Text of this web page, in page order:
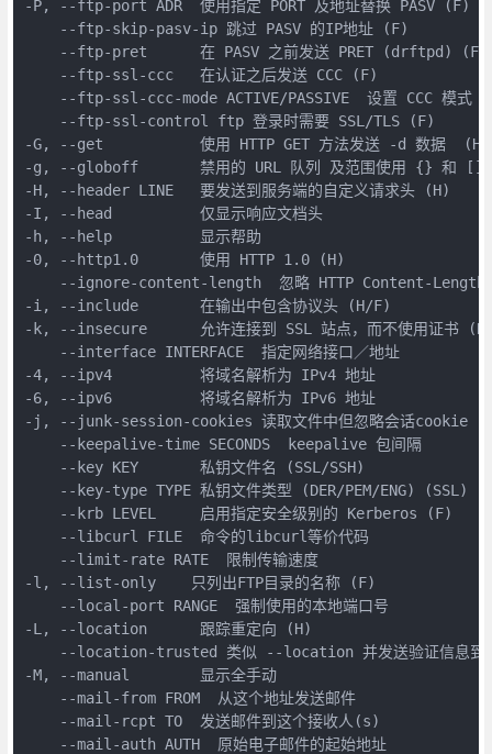
-P, --ftp-port ADR  使用指定 PORT 及地址替换 PASV (F)
    --ftp-skip-pasv-ip 跳过 PASV 的IP地址 (F)
    --ftp-pret      在 PASV 之前发送 PRET (drftpd) (F)
    --ftp-ssl-ccc   在认证之后发送 CCC (F)
--ftp-ssl-ccc-mode ACTIVE/PASSIVE  设置 CCC 模式
    --ftp-ssl-control ftp 登录时需要 SSL/TLS (F)
-G, --get           使用 HTTP GET 方法发送 -d 数据  (H)
-g, --globoff       禁用的 URL 队列 及范围使用 {} 和 []
-H, --header LINE   要发送到服务端的自定义请求头 (H)
-I, --head          仅显示响应文档头
-h, --help          显示帮助
-0, --http1.0       使用 HTTP 1.0 (H)
--ignore-content-length  忽略 HTTP Content-Length
-i, --include       在输出中包含协议头 (H/F)
-k, --insecure      允许连接到 SSL 站点，而不使用证书
    --interface INTERFACE  指定网络接口／地址
-4, --ipv4          将域名解析为 IPv4 地址
-6, --ipv6          将域名解析为 IPv6 地址
-j, --junk-session-cookies 读取文件中但忽略会话cookie
    --keepalive-time SECONDS  keepalive 包间隔
    --key KEY       私钥文件名 (SSL/SSH)
    --key-type TYPE 私钥文件类型 (DER/PEM/ENG) (SSL)
    --krb LEVEL     启用指定安全级别的 Kerberos (F)
    --libcurl FILE  命令的libcurl等价代码
    --limit-rate RATE  限制传输速度
-l, --list-only    只列出FTP目录的名称 (F)
    --local-port RANGE  强制使用的本地端口号
-L, --location      跟踪重定向 (H)
--location-trusted 类似 --location 并发送验证信息到
-M, --manual        显示全手动
    --mail-from FROM  从这个地址发送邮件
    --mail-rcpt TO  发送邮件到这个接收人(s)
    --mail-auth AUTH  原始电子邮件的起始地址